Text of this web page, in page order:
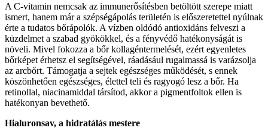
A C-vitamin nemcsak az immunerősítésben betöltött szerepe miatt
ismert, hanem már a szépségápolás területén is előszeretettel nyúlnak
érte a tudatos bőrápolók. A vízben oldódó antioxidáns felveszi a
küzdelmet a szabad gyökökkel, és a fényvédő hatékonyságát is
növeli. Mivel fokozza a bőr kollagéntermelését, ezért egyenletes
bőrképet érhetsz el segítségével, ráadásául rugalmassá is varázsolja
az arcbőrt. Támogatja a sejtek egészséges működését, s ennek
köszönhetően egészséges, élettel teli és ragyogó lesz a bőr. Ha
retinollal, niacinamiddal társítod, akkor a pigmentfoltok ellen is
hatékonyan bevethető.
Hialuronsav, a hidratálás mestere